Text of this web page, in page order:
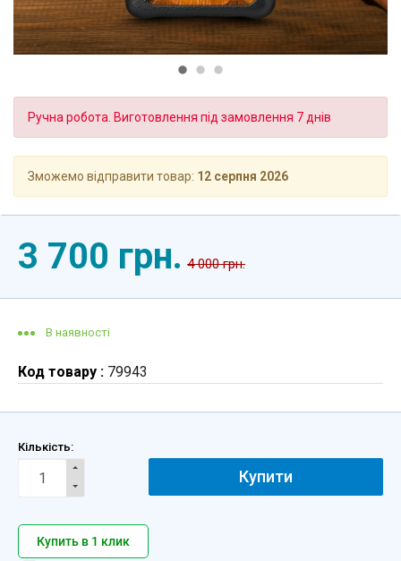
Ручна робота. Виготовлення під замовлення 7 днів
Зможемо відправити товар: 12 серпня 2026
3 700 грн. 4 000 грн.
В наявності
Код товару : 79943
Кількість:
Купити
Купить в 1 клик